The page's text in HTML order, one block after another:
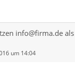
info@firma.de
um 14:04